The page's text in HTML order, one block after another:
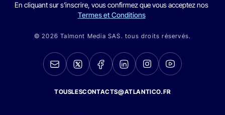
En cliquant sur s'inscrire, vous confirmez que vous acceptez nos
Termes et Conditions
© 2026 Talmont Media SAS. tous droits réservés.
TOUSLESCONTACTS@ATLANTICO.FR